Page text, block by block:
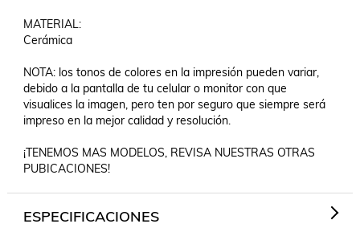
MATERIAL:
Cerámica
NOTA: los tonos de colores en la impresión pueden variar,
debido a la pantalla de tu celular o monitor con que
visualices la imagen, pero ten por seguro que siempre será
impreso en la mejor calidad y resolución.
¡TENEMOS MAS MODELOS, REVISA NUESTRAS OTRAS
PUBICACIONES!
ESPECIFICACIONES